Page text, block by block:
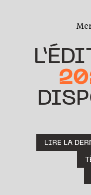
LIRE LA